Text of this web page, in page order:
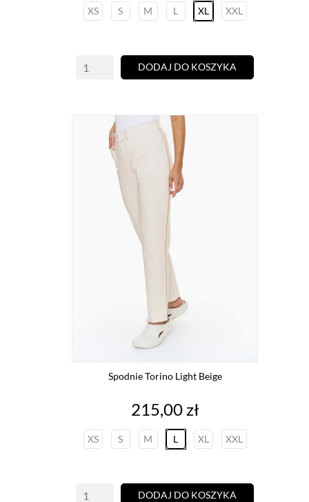
XS S M L XL XXL
DODAJ DO KOSZYKA
Spodnie Torino Light Beige
Cena
215,00 zł
XS S M L XL XXL
DODAJ DO KOSZYKA